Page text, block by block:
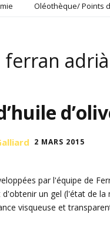
Oléothèque/ Points
ferran adrià
2 MARS 2015
par l'équipe de
un gel (l'état de
visqueuse et